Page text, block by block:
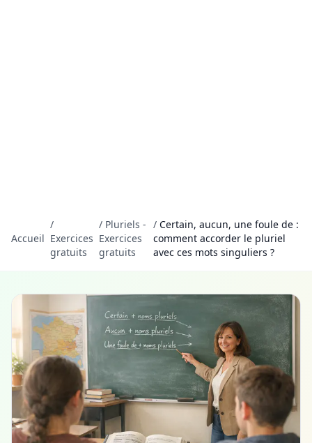
Accueil
/
Exercices
gratuits
/ Pluriels -
Exercices
gratuits
/ Certain, aucun, une foule de :
comment accorder le pluriel
avec ces mots singuliers ?